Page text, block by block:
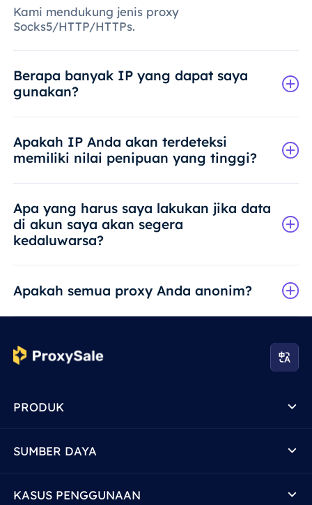
Kami mendukung jenis proxy
Socks5/HTTP/HTTPs.
Berapa banyak IP yang dapat saya
gunakan?
Apakah IP Anda akan terdeteksi
memiliki nilai penipuan yang tinggi?
Apa yang harus saya lakukan jika data
di akun saya akan segera
kedaluwarsa?
Apakah semua proxy Anda anonim?
PRODUK
SUMBER DAYA
KASUS PENGGUNAAN